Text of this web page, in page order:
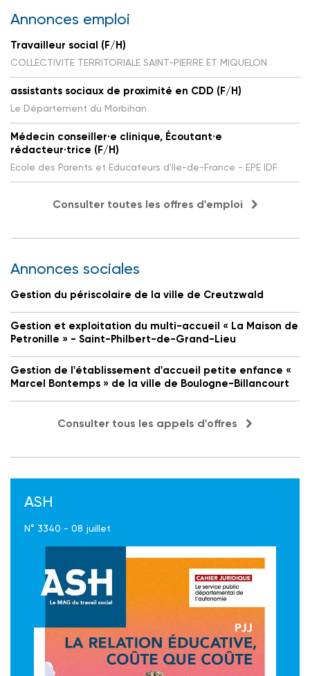
Annonces emploi
Travailleur social (F/H)
COLLECTIVITE TERRITORIALE SAINT-PIERRE ET MIQUELON
assistants sociaux de proximité en CDD (F/H)
Le Département du Morbihan
Médecin conseiller·e clinique, Écoutant·e
rédacteur·trice (F/H)
Ecole des Parents et Educateurs d'Ile-de-France - EPE IDF
Consulter toutes les offres d'emploi
Annonces sociales
Gestion du périscolaire de la ville de Creutzwald
Gestion et exploitation du multi-accueil « La Maison de
Petronille » - Saint-Philbert-de-Grand-Lieu
Gestion de l'établissement d'accueil petite enfance «
Marcel Bontemps » de la ville de Boulogne-Billancourt
Consulter tous les appels d'offres
ASH
N° 3340 - 08 juillet